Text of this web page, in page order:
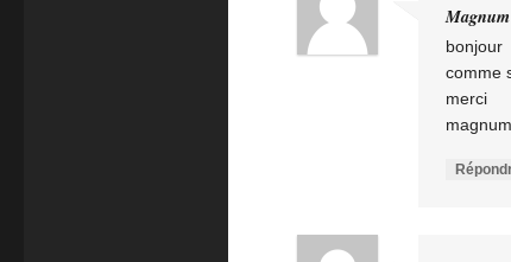
bonjour
comme
merci